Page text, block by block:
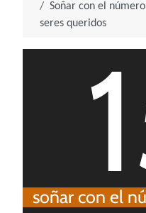
Soñar con el
seres queridos